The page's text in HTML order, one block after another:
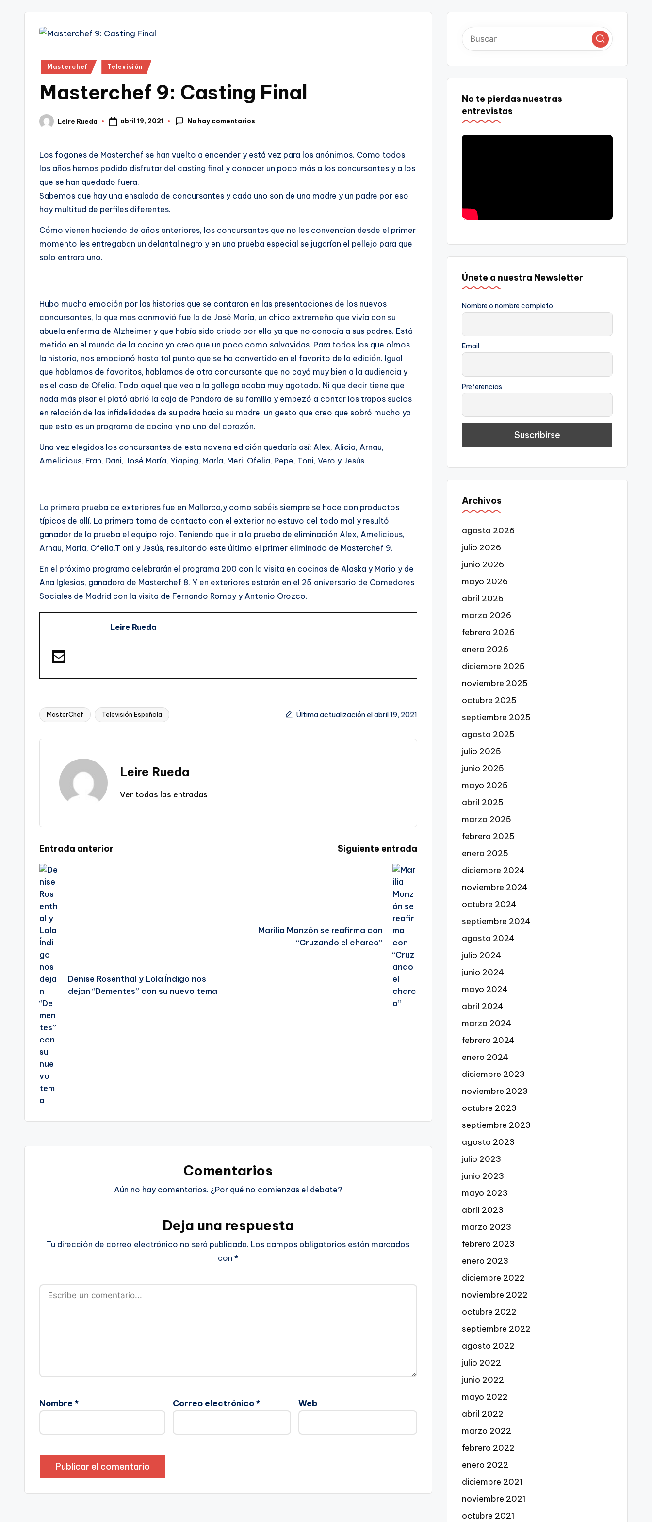
Publicado
Masterchef Televisión
Masterchef 9: Casting Final
Publicado
por
Leire Rueda abril 19, 2021 No hay comentarios
Los fogones de Masterchef se han vuelto a encender y está vez para los anónimos. Como todos
los años hemos podido disfrutar del casting final y conocer un poco más a los concursantes y a los
que se han quedado fuera.
Sabemos que hay una ensalada de concursantes y cada uno son de una madre y un padre por eso
hay multitud de perfiles diferentes.
Cómo vienen haciendo de años anteriores, los concursantes que no les convencían desde el primer
momento les entregaban un delantal negro y en una prueba especial se jugarían el pellejo para que
solo entrara uno.
Hubo mucha emoción por las historias que se contaron en las presentaciones de los nuevos
concursantes, la que más conmovió fue la de José María, un chico extremeño que vivía con su
abuela enferma de Alzheimer y que había sido criado por ella ya que no conocía a sus padres. Está
metido en el mundo de la cocina yo creo que un poco como salvavidas. Para todos los que oímos
la historia, nos emocionó hasta tal punto que se ha convertido en el favorito de la edición. Igual
que hablamos de favoritos, hablamos de otra concursante que no cayó muy bien a la audiencia y
es el caso de Ofelia. Todo aquel que vea a la gallega acaba muy agotado. Ni que decir tiene que
nada más pisar el plató abrió la caja de Pandora de su familia y empezó a contar los trapos sucios
en relación de las infidelidades de su padre hacia su madre, un gesto que creo que sobró mucho ya
que esto es un programa de cocina y no uno del corazón.
Una vez elegidos los concursantes de esta novena edición quedaría así: Alex, Alicia, Arnau,
Amelicious, Fran, Dani, José María, Yiaping, María, Meri, Ofelia, Pepe, Toni, Vero y Jesús.
La primera prueba de exteriores fue en Mallorca,y como sabéis siempre se hace con productos
típicos de allí. La primera toma de contacto con el exterior no estuvo del todo mal y resultó
ganador de la prueba el equipo rojo. Teniendo que ir a la prueba de eliminación Alex, Amelicious,
Arnau, Maria, Ofelia,T oni y Jesús, resultando este último el primer eliminado de Masterchef 9.
En el próximo programa celebrarán el programa 200 con la visita en cocinas de Alaska y Mario y de
Ana Iglesias, ganadora de Masterchef 8. Y en exteriores estarán en el 25 aniversario de Comedores
Sociales de Madrid con la visita de Fernando Romay y Antonio Orozco.
Leire Rueda
Etiquetas:
MasterChef Televisión Española Última actualización el abril 19, 2021
Leire Rueda
Ver todas las entradas
Navegación
de
entradas
Entrada anterior
Denise Rosenthal y Lola Índigo nos
dejan “Dementes” con su nuevo tema
Siguiente entrada
Marilia Monzón se reafirma con
“Cruzando el charco”
Comentarios
Aún no hay comentarios. ¿Por qué no comienzas el debate?
Deja una respuesta
Tu dirección de correo electrónico no será publicada. Los campos obligatorios están marcados
con*
Nombre * Correo electrónico* Web
No te pierdas nuestras
entrevistas
Únete a nuestra Newsletter
Nombre o nombre completo
Email
Preferencias
Archivos
agosto 2026
julio 2026
junio 2026
mayo 2026
abril 2026
marzo 2026
febrero 2026
enero 2026
diciembre 2025
noviembre 2025
octubre 2025
septiembre 2025
agosto 2025
julio 2025
junio 2025
mayo 2025
abril 2025
marzo 2025
febrero 2025
enero 2025
diciembre 2024
noviembre 2024
octubre 2024
septiembre 2024
agosto 2024
julio 2024
junio 2024
mayo 2024
abril 2024
marzo 2024
febrero 2024
enero 2024
diciembre 2023
noviembre 2023
octubre 2023
septiembre 2023
agosto 2023
julio 2023
junio 2023
mayo 2023
abril 2023
marzo 2023
febrero 2023
enero 2023
diciembre 2022
noviembre 2022
octubre 2022
septiembre 2022
agosto 2022
julio 2022
junio 2022
mayo 2022
abril 2022
marzo 2022
febrero 2022
enero 2022
diciembre 2021
noviembre 2021
octubre 2021